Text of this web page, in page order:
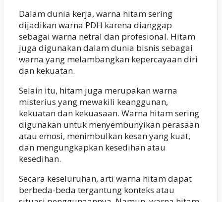
Dalam dunia kerja, warna hitam sering
dijadikan warna PDH karena dianggap
sebagai warna netral dan profesional. Hitam
juga digunakan dalam dunia bisnis sebagai
warna yang melambangkan kepercayaan diri
dan kekuatan.
Selain itu, hitam juga merupakan warna
misterius yang mewakili keanggunan,
kekuatan dan kekuasaan. Warna hitam sering
digunakan untuk menyembunyikan perasaan
atau emosi, menimbulkan kesan yang kuat,
dan mengungkapkan kesedihan atau
kesedihan.
Secara keseluruhan, arti warna hitam dapat
berbeda-beda tergantung konteks atau